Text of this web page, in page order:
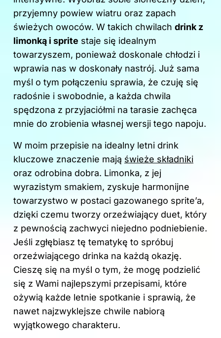
b
o
o
k
st
r
t
dI
n
p
przyjemny powiew wiatru oraz zapach
świeżych owoców. W takich chwilach drink z
limonką i sprite staje się idealnym
towarzyszem, ponieważ doskonale chłodzi i
wprawia nas w doskonały nastrój. Już sama
myśl o tym połączeniu sprawia, że czuję się
radośnie i swobodnie, a każda chwila
spędzona z przyjaciółmi na tarasie zachęca
mnie do zrobienia własnej wersji tego napoju.
W moim przepisie na idealny letni drink
kluczowe znaczenie mają świeże składniki
oraz odrobina dobra. Limonka, z jej
wyrazistym smakiem, zyskuje harmonijne
towarzystwo w postaci gazowanego sprite’a,
dzięki czemu tworzy orzeźwiający duet, który
z pewnością zachwyci niejedno podniebienie.
Jeśli zgłębiasz tę tematykę to spróbuj
orzeźwiającego drinka na każdą okazję.
Cieszę się na myśl o tym, że mogę podzielić
się z Wami najlepszymi przepisami, które
ożywią każde letnie spotkanie i sprawią, że
nawet najzwyklejsze chwile nabiorą
wyjątkowego charakteru.